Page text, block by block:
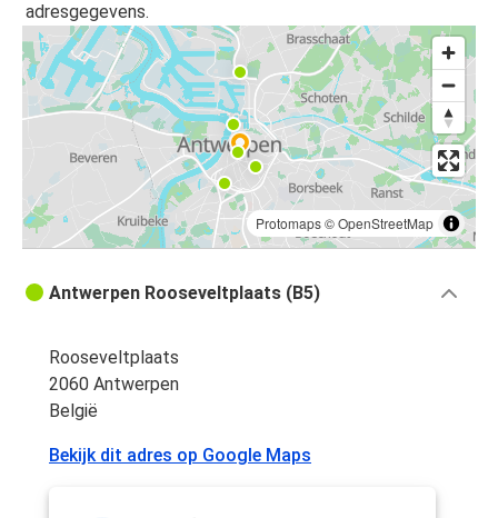
adresgegevens.
Protomaps©OpenStreetMap
Antwerpen Rooseveltplaats (B5)
Rooseveltplaats
2060 Antwerpen
België
Bekijk dit adres op Google Maps